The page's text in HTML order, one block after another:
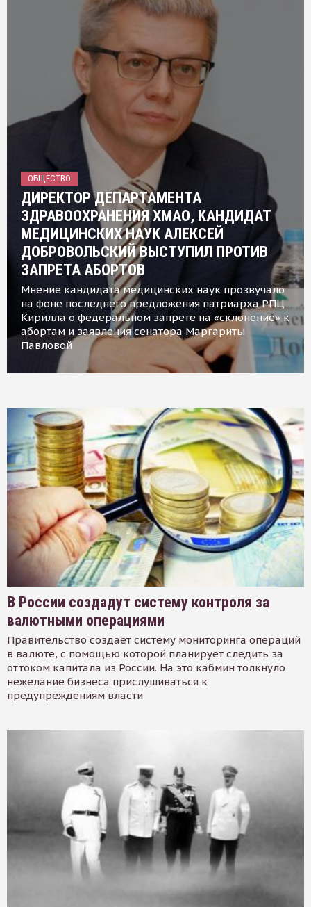
ОБЩЕСТВО
ДИРЕКТОР ДЕПАРТАМЕНТА
ЗДРАВООХРАНЕНИЯ ХМАО, КАНДИДАТ
МЕДИЦИНСКИХ НАУК АЛЕКСЕЙ
ДОБРОВОЛЬСКИЙ ВЫСТУПИЛ ПРОТИВ
ЗАПРЕТА АБОРТОВ
Мнение кандидата медицинских наук прозвучало
на фоне последнего предложения патриарха РПЦ
Кирилла о федеральном запрете на «склонение» к
абортам и заявления сенатора Маргариты
Павловой
В России создадут систему контроля за
валютными операциями
Правительство создает систему мониторинга операций
в валюте, с помощью которой планирует следить за
оттоком капитала из России. На это кабмин толкнуло
нежелание бизнеса прислушиваться к
предупреждениям власти